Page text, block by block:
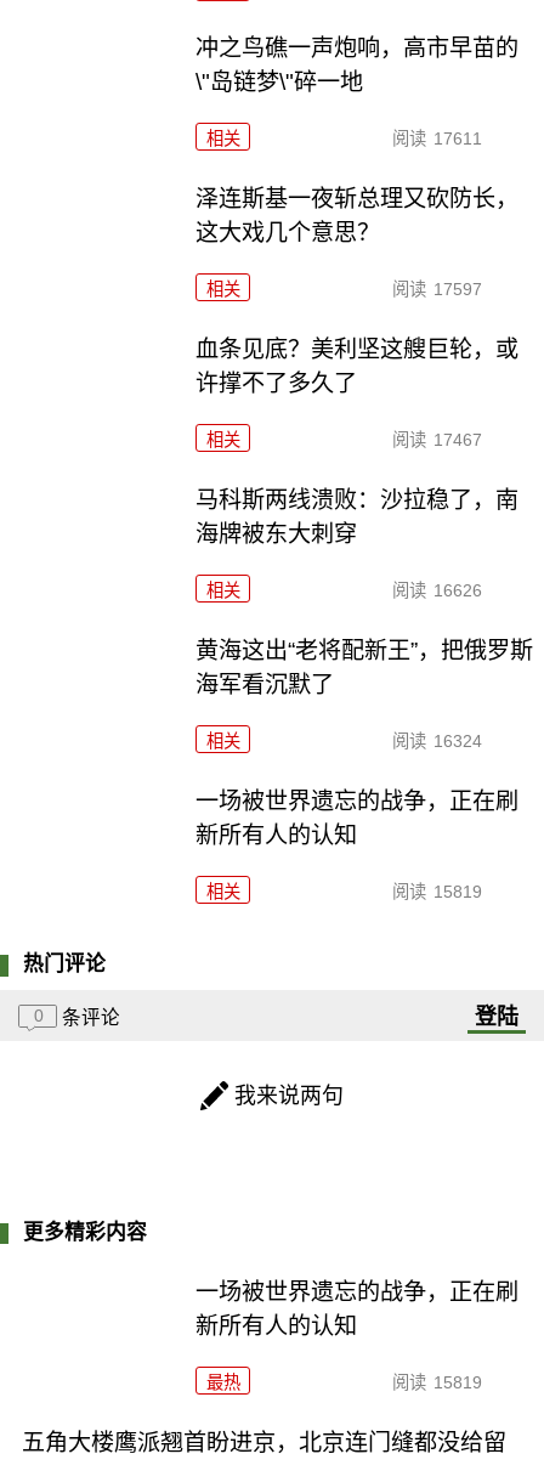
冲之鸟礁一声炮响，高市早苗的
\"岛链梦\"碎一地
相关 阅读 17611
泽连斯基一夜斩总理又砍防长，
这大戏几个意思？
相关 阅读 17597
血条见底？美利坚这艘巨轮，或
许撑不了多久了
相关 阅读 17467
马科斯两线溃败：沙拉稳了，南
海牌被东大刺穿
相关 阅读 16626
黄海这出“老将配新王”，把俄罗斯
海军看沉默了
相关 阅读 16324
一场被世界遗忘的战争，正在刷
新所有人的认知
相关 阅读 15819
热门评论
0 条评论 登陆
我来说两句
更多精彩内容
一场被世界遗忘的战争，正在刷
新所有人的认知
最热 阅读 15819
五角大楼鹰派翘首盼进京，北京连门缝都没给留